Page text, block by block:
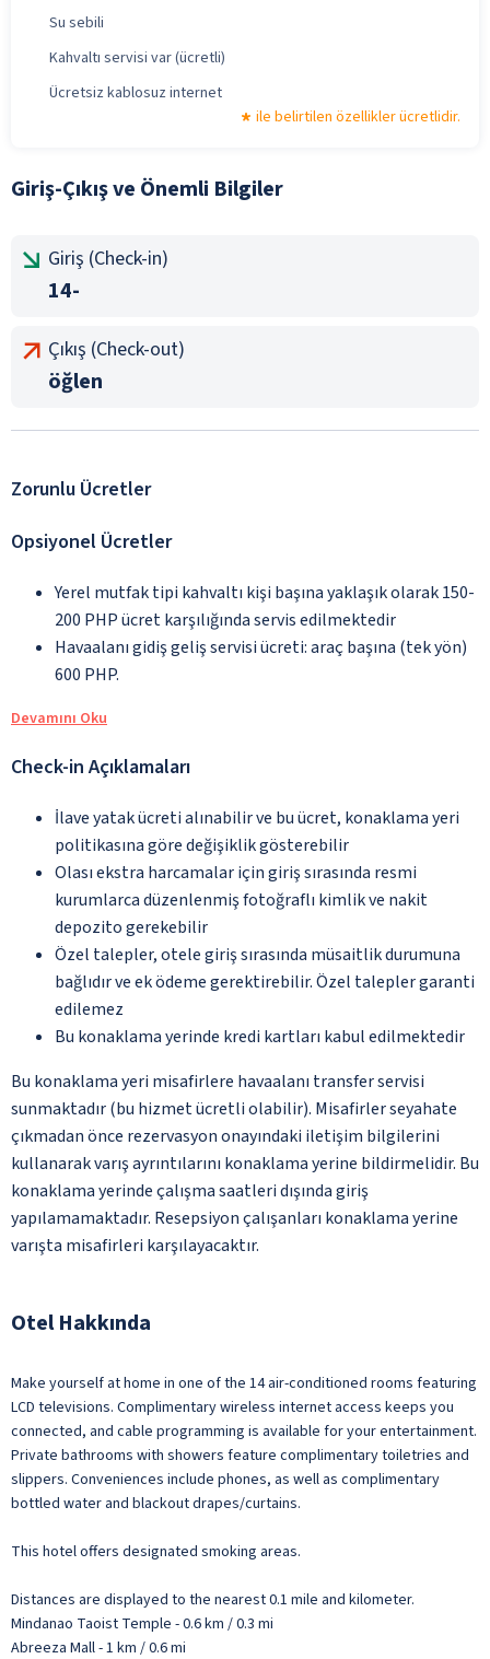
Su sebili
Kahvaltı servisi var (ücretli)
Ücretsiz kablosuz internet
ile belirtilen özellikler ücretlidir.
Giriş-Çıkış ve Önemli Bilgiler
Giriş (Check-in)
14-
Çıkış (Check-out)
öğlen
Zorunlu Ücretler
Opsiyonel Ücretler
Yerel mutfak tipi kahvaltı kişi başına yaklaşık olarak 150-
200 PHP ücret karşılığında servis edilmektedir
Havaalanı gidiş geliş servisi ücreti: araç başına (tek yön)
600 PHP.
Devamını Oku
Check-in Açıklamaları
İlave yatak ücreti alınabilir ve bu ücret, konaklama yeri
politikasına göre değişiklik gösterebilir
Olası ekstra harcamalar için giriş sırasında resmi
kurumlarca düzenlenmiş fotoğraflı kimlik ve nakit
depozito gerekebilir
Özel talepler, otele giriş sırasında müsaitlik durumuna
bağlıdır ve ek ödeme gerektirebilir. Özel talepler garanti
edilemez
Bu konaklama yerinde kredi kartları kabul edilmektedir
Bu konaklama yeri misafirlere havaalanı transfer servisi
sunmaktadır (bu hizmet ücretli olabilir). Misafirler seyahate
çıkmadan önce rezervasyon onayındaki iletişim bilgilerini
kullanarak varış ayrıntılarını konaklama yerine bildirmelidir. Bu
konaklama yerinde çalışma saatleri dışında giriş
yapılamamaktadır. Resepsiyon çalışanları konaklama yerine
varışta misafirleri karşılayacaktır.
Otel Hakkında
Make yourself at home in one of the 14 air-conditioned rooms featuring
LCD televisions. Complimentary wireless internet access keeps you
connected, and cable programming is available for your entertainment.
Private bathrooms with showers feature complimentary toiletries and
slippers. Conveniences include phones, as well as complimentary
bottled water and blackout drapes/curtains.
This hotel offers designated smoking areas.
Distances are displayed to the nearest 0.1 mile and kilometer.
Mindanao Taoist Temple - 0.6 km / 0.3 mi
Abreeza Mall - 1 km / 0.6 mi